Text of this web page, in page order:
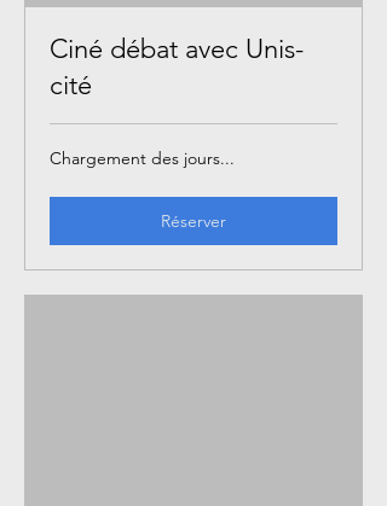
Ciné débat avec Unis-
cité
Chargement des jours...
Réserver